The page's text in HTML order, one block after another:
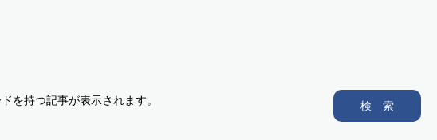
を持つ記事が表示されます。
検 索